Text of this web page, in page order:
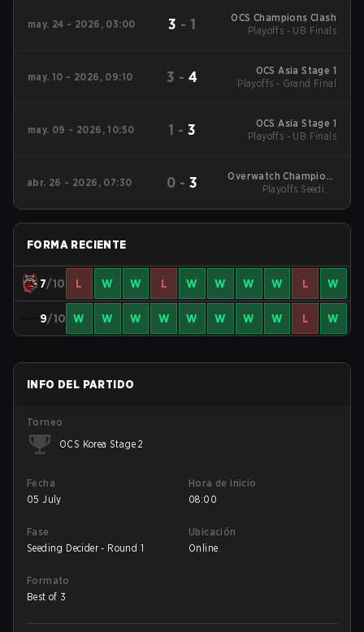
may. 24 - 2026, 03:00 3 - 1
OCS Champions Clash
Playoffs - UB Finals
may. 10 - 2026, 09:10 3 - 4
OCS Asia Stage 1
Playoffs - Grand Final
may. 09 - 2026, 10:50 1 - 3
OCS Asia Stage 1
Playoffs - UB Finals
abr. 26 - 2026, 07:30 0 - 3
Overwatch Champions
Series - Korea Stage 1
Playoffs Seeding
FORMA RECIENTE
7/10 L W W L W W W W L W
9/10 W W W W W W W W L W
INFO DEL PARTIDO
Torneo
OCS Korea Stage 2
Fecha
05 July
Hora de inicio
08:00
Fase
Seeding Decider - Round 1
Ubicación
Online
Formato
Best of 3